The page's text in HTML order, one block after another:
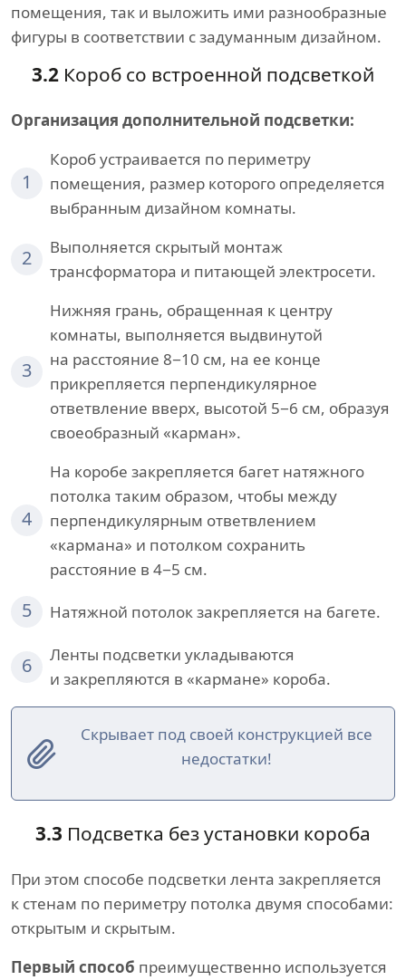
помещения, так и выложить ими разнообразные
фигуры в соответствии с задуманным дизайном.
3.2 Короб со встроенной подсветкой
Организация дополнительной подсветки:
1
Короб устраивается по периметру
помещения, размер которого определяется
выбранным дизайном комнаты.
2
Выполняется скрытый монтаж
трансформатора и питающей электросети.
3
Нижняя грань, обращенная к центру
комнаты, выполняется выдвинутой
на расстояние 8−10 см, на ее конце
прикрепляется перпендикулярное
ответвление вверх, высотой 5−6 см, образуя
своеобразный «карман».
4
На коробе закрепляется багет натяжного
потолка таким образом, чтобы между
перпендикулярным ответвлением
«кармана» и потолком сохранить
расстояние в 4−5 см.
5 Натяжной потолок закрепляется на багете.
6
Ленты подсветки укладываются
и закрепляются в «кармане» короба.
Скрывает под своей конструкцией все
недостатки!
3.3 Подсветка без установки короба
При этом способе подсветки лента закрепляется
к стенам по периметру потолка двумя способами:
открытым и скрытым.
Первый способ преимущественно используется